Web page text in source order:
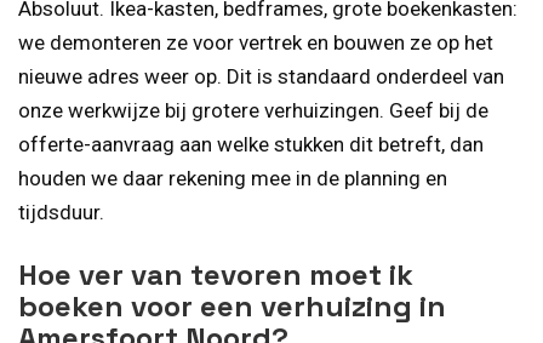
Absoluut. Ikea-kasten, bedframes, grote boekenkasten:
we demonteren ze voor vertrek en bouwen ze op het
nieuwe adres weer op. Dit is standaard onderdeel van
onze werkwijze bij grotere verhuizingen. Geef bij de
offerte-aanvraag aan welke stukken dit betreft, dan
houden we daar rekening mee in de planning en
tijdsduur.
Hoe ver van tevoren moet ik
boeken voor een verhuizing in